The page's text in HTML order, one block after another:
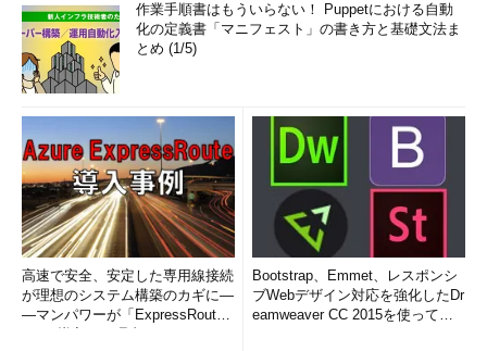
作業手順書はもういらない！ Puppetにおける自動
化の定義書「マニフェスト」の書き方と基礎文法ま
とめ (1/5)
高速で安全、安定した専用線接続
が理想のシステム構築のカギに―
―マンパワーが「ExpressRout
Bootstrap、Emmet、レスポンシ
ブWebデザイン対応を強化したDr
eamweaver CC 2015を使って